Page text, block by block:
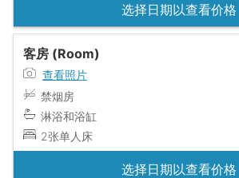
选择日期以查看价格
客房 (Room)
查看照片
禁烟房
淋浴和浴缸
2张单人床
选择日期以查看价格